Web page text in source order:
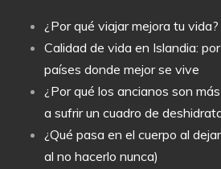
¿Por qué viajar mejora tu vida?
Calidad de vida en Islandia:
países donde mejor se vive
¿Por qué los ancianos son
a sufrir un cuadro de
¿Qué pasa en el cuerpo al
al no hacerlo nunca)